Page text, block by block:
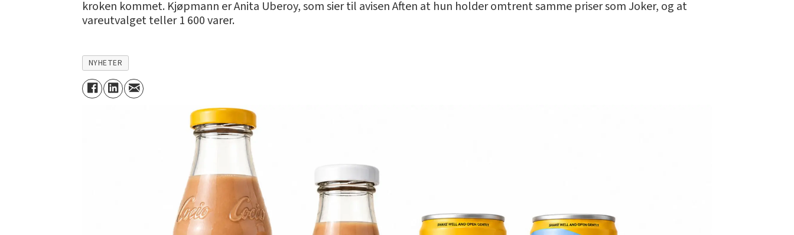
kroken kommet. Kjøpmann er Anita Uberoy, som sier til avisen Aften at hun holder omtrent samme priser som Joker, og at
vareutvalget teller 1 600 varer.
NYHETER